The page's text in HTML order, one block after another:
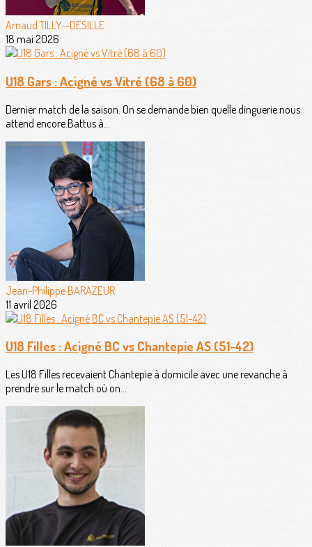
Arnaud TILLY--DESILLE
18 mai 2026
U18 Gars : Acigné vs Vitré (68 à 60)
Dernier match de la saison. On se demande bien quelle dinguerie nous
attend encore.Battus à...
Jean-Philippe BARAZEUR
11 avril 2026
U18 Filles : Acigné BC vs Chantepie AS (51-42)
Les U18 Filles recevaient Chantepie à domicile avec une revanche à
prendre sur le match où on...